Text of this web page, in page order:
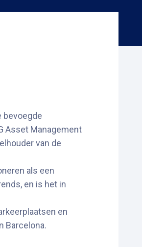
bevoegde
Asset Management
van de
als een
en is het in
en
Barcelona.